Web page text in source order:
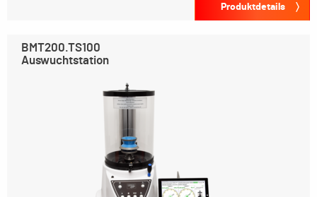
Produktdetails
BMT200.TS100
Auswuchtstation